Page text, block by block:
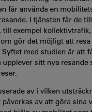
får använda en
I tjänsten får de
till exempel
gör det möjligt att
Syftet med studien är att
upplever sitt nya resande
av i vilken
påverkas av att göra sina